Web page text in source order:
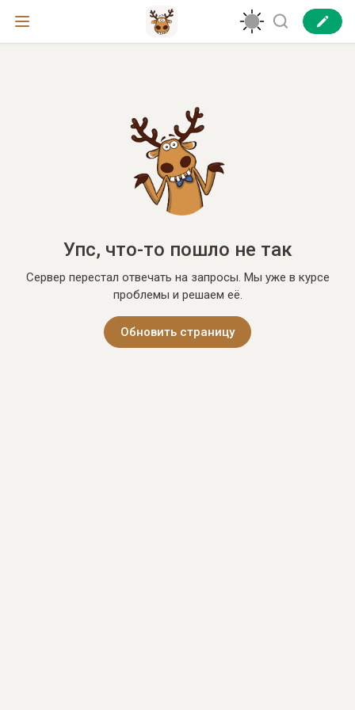
Упс, что-то пошло не так
Сервер перестал отвечать на запросы. Мы уже в курсе
проблемы и решаем её.
Обновить страницу